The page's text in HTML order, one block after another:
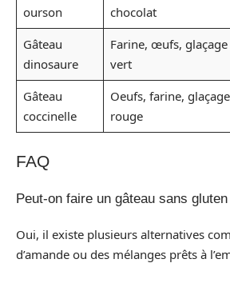
ourson
chocolat
Gâteau
dinosaure
Farine, œufs, glaçage
vert
Gâteau
coccinelle
Oeufs, farine, glaçage
rouge
FAQ
Peut-on faire un gâteau sans
Oui, il existe plusieurs alternatives
d’amande ou des mélanges prêts à